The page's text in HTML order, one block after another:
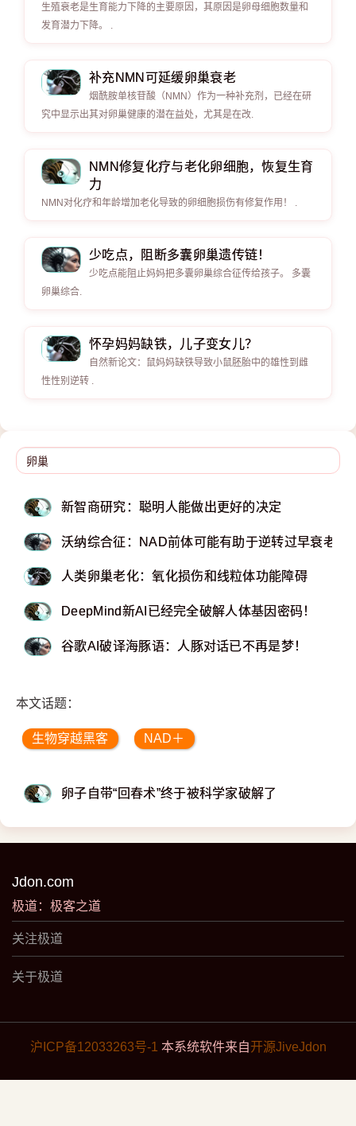
生殖衰老是生育能力下降的主要原因，其原因是卵母细胞数量和
发育潜力下降。 .
补充NMN可延缓卵巢衰老
烟酰胺单核苷酸（NMN）作为一种补充剂，已经在研
究中显示出其对卵巢健康的潜在益处，尤其是在改.
NMN修复化疗与老化卵细胞，恢复生育
力
NMN对化疗和年龄增加老化导致的卵细胞损伤有修复作用！ .
少吃点，阻断多囊卵巢遗传链！
少吃点能阻止妈妈把多囊卵巢综合征传给孩子。 多囊
卵巢综合.
怀孕妈妈缺铁，儿子变女儿？
自然新论文：鼠妈妈缺铁导致小鼠胚胎中的雄性到雌
性性别逆转 .
新智商研究：聪明人能做出更好的决定
沃纳综合征：NAD前体可能有助于逆转过早衰老
人类卵巢老化：氧化损伤和线粒体功能障碍
DeepMind新AI已经完全破解人体基因密码！
谷歌AI破译海豚语：人豚对话已不再是梦！
本文话题：
生物穿越黑客 NAD＋
卵子自带“回春术”终于被科学家破解了
Jdon.com
极道：极客之道
关注极道
关于极道
沪ICP备12033263号-1 本系统软件来自开源JiveJdon